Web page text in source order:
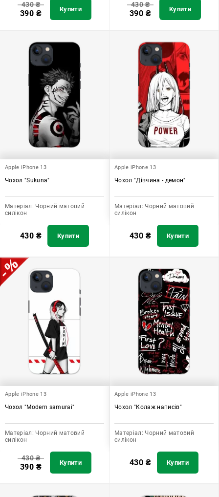
430₴
390 ₴ Купити
430₴
390 ₴ Купити
Apple iPhone 13
Чохол "Sukuna"
Матеріал: Чорний матовий
силікон
430 ₴ Купити
Apple iPhone 13
Чохол "Дівчина - демон"
Матеріал: Чорний матовий
силікон
430 ₴ Купити
Apple iPhone 13
Чохол "Modern samurai"
Матеріал: Чорний матовий
силікон
430₴
390 ₴ Купити
Apple iPhone 13
Чохол "Колаж написів"
Матеріал: Чорний матовий
силікон
430 ₴ Купити